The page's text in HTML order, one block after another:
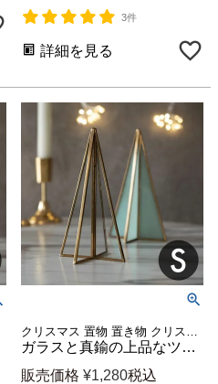
3件
詳細を見る
ガラスと真鍮の上品なツリーオブジェ Sサイズ 約W8×D8×H15cm [67065]
販売価格 ¥1,280税込